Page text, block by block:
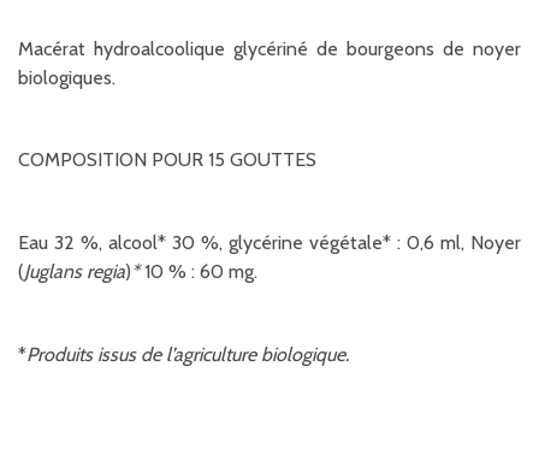
Macérat hydroalcoolique glycériné de bourgeons de noyer
biologiques.
COMPOSITION POUR 15 GOUTTES
Eau 32 %, alcool* 30 %, glycérine végétale* : 0,6 ml, Noyer
(Juglans regia)*10 % : 60 mg.
*Produits issus de l’agriculture biologique.